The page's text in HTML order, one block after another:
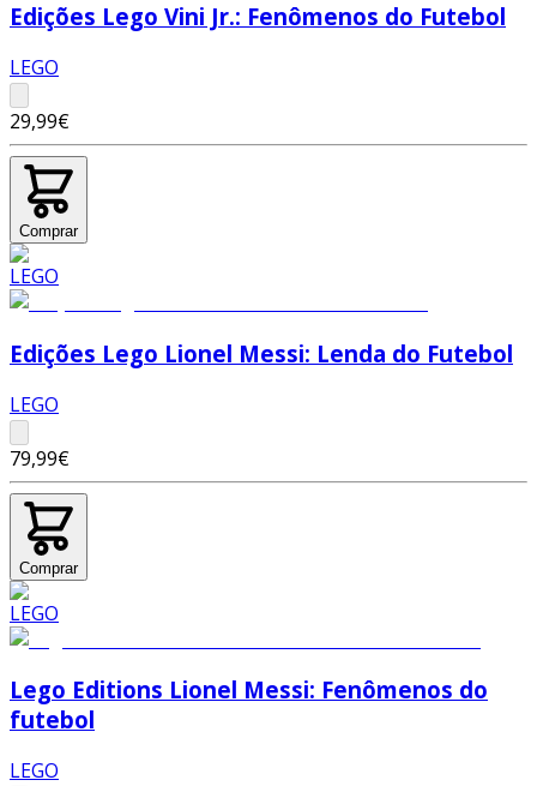
Edições Lego Vini Jr.: Fenômenos do Futebol
LEGO
29,99€
Comprar
Edições Lego Lionel Messi: Lenda do Futebol
LEGO
79,99€
Comprar
Lego Editions Lionel Messi: Fenômenos do
futebol
LEGO